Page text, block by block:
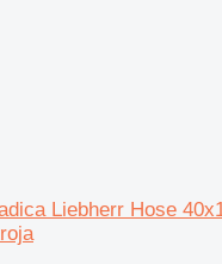
Liebherr Hose